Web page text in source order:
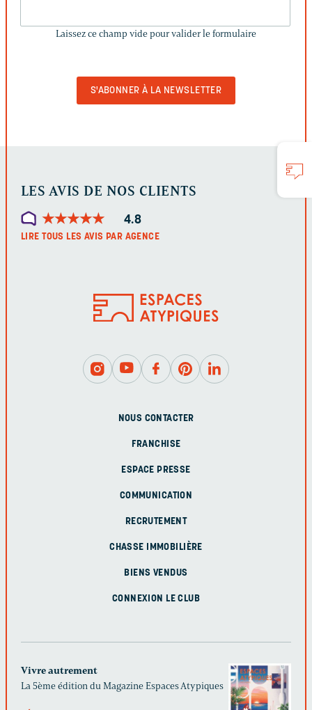
CHAMP
Laissez ce champ vide pour valider le formulaire
LES AVIS DE NOS CLIENTS
★★★★★
★★★★★ 4.8
LIRE TOUS LES AVIS PAR AGENCE
NOUS CONTACTER
FRANCHISE
ESPACE PRESSE
COMMUNICATION
RECRUTEMENT
CHASSE IMMOBILIÈRE
BIENS VENDUS
CONNEXION LE CLUB
Vivre autrement
La 5ème édition du Magazine Espaces Atypiques